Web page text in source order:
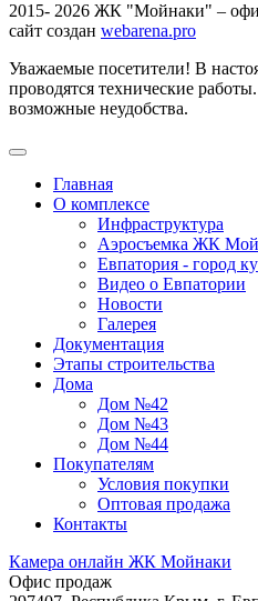
2015- 2026 ЖК "Мойнаки" –
сайт создан webarena.pro
Уважаемые посетители! В
проводятся технические
возможные неудобства.
Главная
О комплексе
Инфраструктура
Аэросъемка ЖК
Евпатория - город
Видео о Евпатории
Новости
Галерея
Документация
Этапы строительства
Дома
Дом №42
Дом №43
Дом №44
Покупателям
Условия покупки
Оптовая продажа
Контакты
Камера онлайн ЖК Мойнаки
Офис продаж